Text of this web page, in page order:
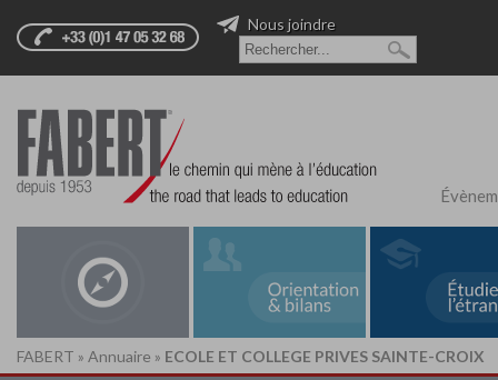
Nous joindre
FABERT » Annuaire » ECOLE ET COLLEGE PRIVES SAINTE-CROIX